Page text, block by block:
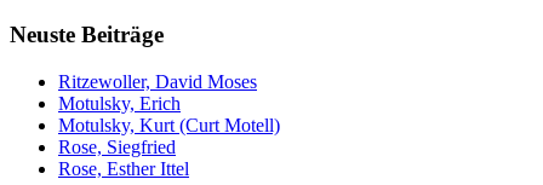
Neuste Beiträge
Ritzewoller, David Moses
Motulsky, Erich
Motulsky, Kurt (Curt Motell)
Rose, Siegfried
Rose, Esther Ittel